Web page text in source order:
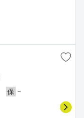
保 －